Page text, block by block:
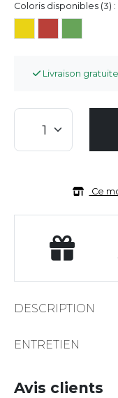
Coloris disponibles (3) :
Livraison gratuite
Ce
DESCRIPTION
ENTRETIEN
Avis clients